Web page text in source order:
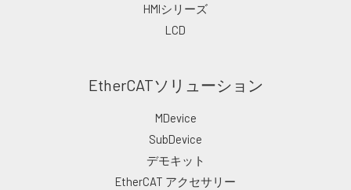
HMIシリーズ
LCD
EtherCATソリューション
MDevice
SubDevice
デモキット
EtherCAT アクセサリー